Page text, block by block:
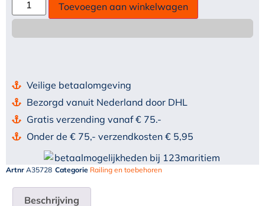
Toevoegen aan winkelwagen
Veilige betaalomgeving
Bezorgd vanuit Nederland door DHL
Gratis verzending vanaf € 75.-
Onder de € 75,- verzendkosten € 5,95
Artnr A35728 Categorie Railing en toebehoren
Beschrijving